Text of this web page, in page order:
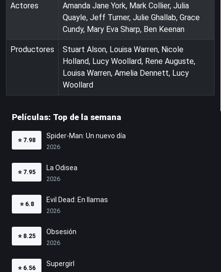
Actores
Amanda Jane York, Mark Collier, Julia
Quayle, Jeff Turner, Julie Ghallab, Grace
Cundy, Mary Eva Sharp, Ben Keenan
Productores
Stuart Alson, Louisa Warren, Nicole
Holland, Lucy Woollard, Rene Auguste,
Louisa Warren, Amelia Dennett, Lucy
Woollard
Películas: Top de la semana
⭐ 7.98
Spider-Man: Un nuevo día
2026
⭐ 7.95
La Odisea
2026
⭐ 6.8
Evil Dead: En llamas
2026
⭐ 8.25
Obsesión
2026
⭐ 6.56
Supergirl